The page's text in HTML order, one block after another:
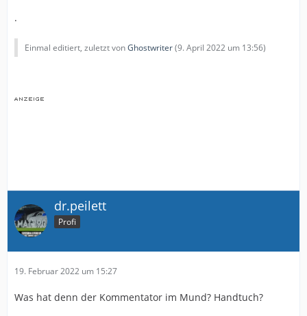
.
Einmal editiert, zuletzt vonGhostwriter(9. April 2022 um 13:56)
dr.peilett
Profi
19. Februar 2022 um 15:27
Was hat denn der Kommentator im Mund? Handtuch?